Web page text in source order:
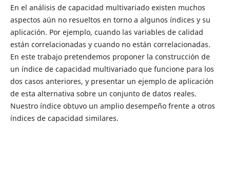
En el análisis de capacidad multivariado existen muchos
aspectos aún no resueltos en torno a algunos índices y su
aplicación. Por ejemplo, cuando las variables de calidad
están correlacionadas y cuando no están correlacionadas.
En este trabajo pretendemos proponer la construcción de
un índice de capacidad multivariado que funcione para los
dos casos anteriores, y presentar un ejemplo de aplicación
de esta alternativa sobre un conjunto de datos reales.
Nuestro índice obtuvo un amplio desempeño frente a otros
índices de capacidad similares.